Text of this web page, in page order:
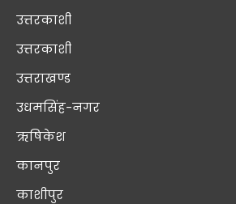
उत्तरकाशी
उत्तरकाशी
उत्तराखण्ड
उधमसिंह-नगर
ऋषिकेश
कानपुर
काशीपुर